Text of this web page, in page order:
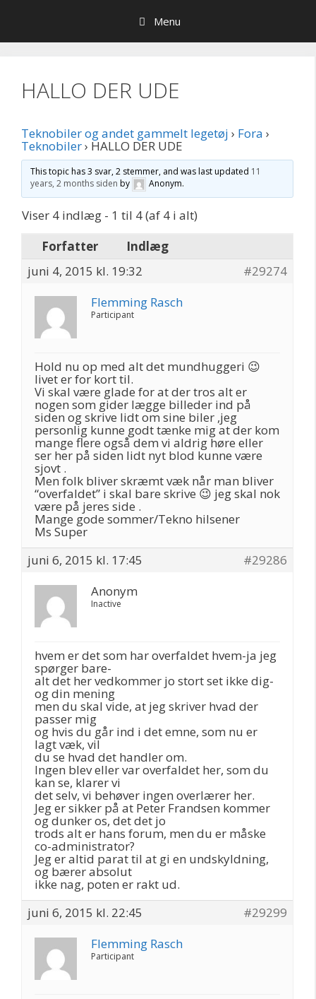
indhold
Menu
HALLO DER UDE
Teknobiler og andet gammelt legetøj › Fora ›
Teknobiler› HALLO DER UDE
This topic has 3 svar, 2 stemmer, and was last updated 11
years, 2 months siden by Anonym.
Viser 4 indlæg - 1 til 4 (af 4 i alt)
Forfatter
Indlæg
juni 4, 2015 kl. 19:32
#29274
Flemming Rasch
Participant
Hold nu op med alt det mundhuggeri 😉
livet er for kort til.
Vi skal være glade for at der tros alt er
nogen som gider lægge billeder ind på
siden og skrive lidt om sine biler ,jeg
personlig kunne godt tænke mig at der kom
mange flere også dem vi aldrig høre eller
ser her på siden lidt nyt blod kunne være
sjovt .
Men folk bliver skræmt væk når man bliver
“overfaldet” i skal bare skrive 😉 jeg skal nok
være på jeres side .
Mange gode sommer/Tekno hilsener
Ms Super
juni 6, 2015 kl. 17:45
#29286
Anonym
Inactive
hvem er det som har overfaldet hvem-ja jeg
spørger bare-
alt det her vedkommer jo stort set ikke dig-
og din mening
men du skal vide, at jeg skriver hvad der
passer mig
og hvis du går ind i det emne, som nu er
lagt væk, vil
du se hvad det handler om.
Ingen blev eller var overfaldet her, som du
kan se, klarer vi
det selv, vi behøver ingen overlærer her.
Jeg er sikker på at Peter Frandsen kommer
og dunker os, det det jo
trods alt er hans forum, men du er måske
co-administrator?
Jeg er altid parat til at gi en undskyldning,
og bærer absolut
ikke nag, poten er rakt ud.
juni 6, 2015 kl. 22:45
#29299
Flemming Rasch
Participant